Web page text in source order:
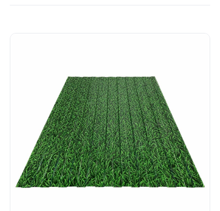
Сваи винтовые
Забор
Кровля